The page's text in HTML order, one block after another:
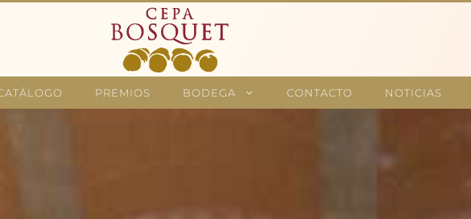
PREMIOS BODEGA CONTACTO NOTICIAS